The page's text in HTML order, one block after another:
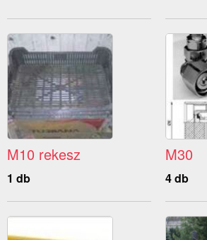
M10 rekesz
1 db
M30
4 db